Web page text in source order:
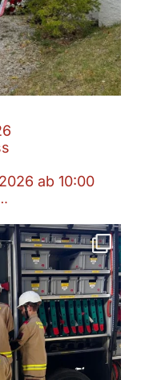
ab 10:00
...